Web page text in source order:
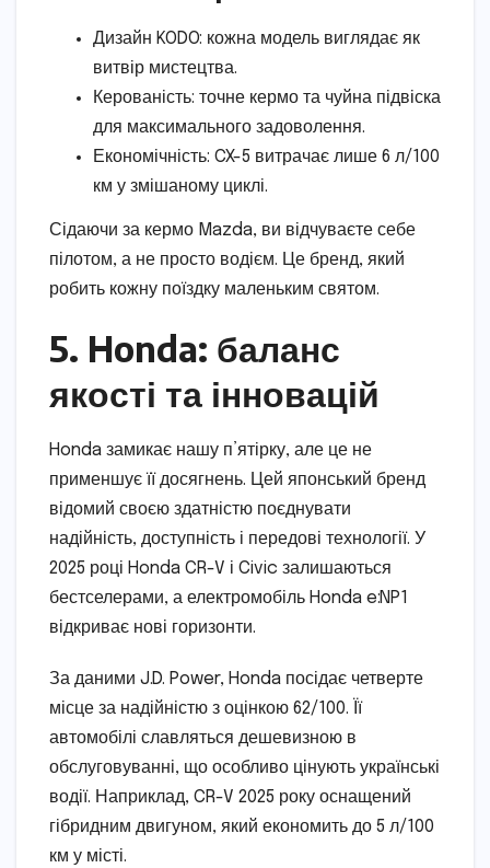
Дизайн KODO: кожна модель виглядає як
витвір мистецтва.
Керованість: точне кермо та чуйна підвіска
для максимального задоволення.
Економічність: CX-5 витрачає лише 6 л/100
км у змішаному циклі.
Сідаючи за кермо Mazda, ви відчуваєте себе
пілотом, а не просто водієм. Це бренд, який
робить кожну поїздку маленьким святом.
5. Honda: баланс
якості та інновацій
Honda замикає нашу п’ятірку, але це не
применшує її досягнень. Цей японський бренд
відомий своєю здатністю поєднувати
надійність, доступність і передові технології. У
2025 році Honda CR-V і Civic залишаються
бестселерами, а електромобіль Honda e:NP1
відкриває нові горизонти.
За даними J.D. Power, Honda посідає четверте
місце за надійністю з оцінкою 62/100. Її
автомобілі славляться дешевизною в
обслуговуванні, що особливо цінують українські
водії. Наприклад, CR-V 2025 року оснащений
гібридним двигуном, який економить до 5 л/100
км у місті.